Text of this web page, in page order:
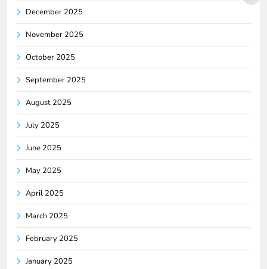
December 2025
November 2025
October 2025
September 2025
August 2025
July 2025
June 2025
May 2025
April 2025
March 2025
February 2025
January 2025